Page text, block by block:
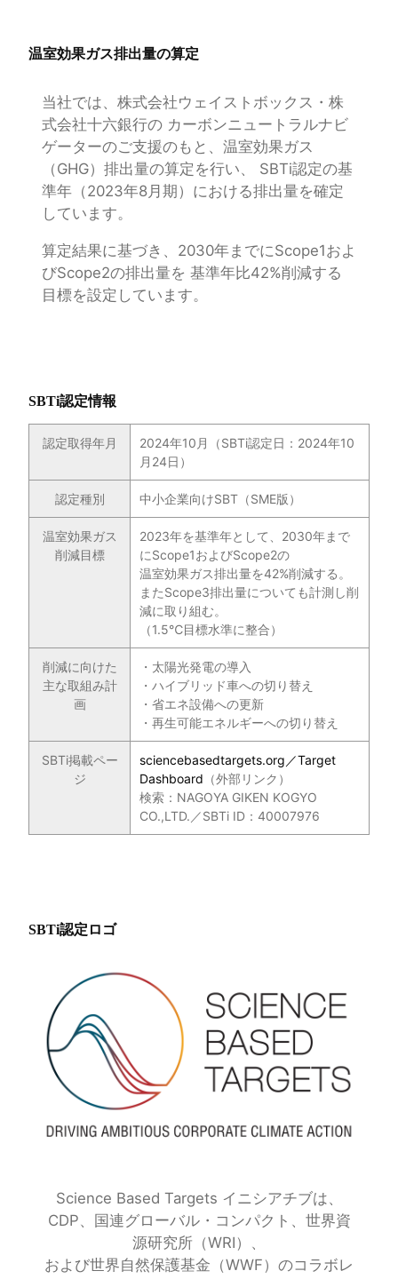
温室効果ガス排出量の算定
当社では、株式会社ウェイストボックス・株
式会社十六銀行の カーボンニュートラルナビ
ゲーターのご支援のもと、温室効果ガス
（GHG）排出量の算定を行い、 SBTi認定の基
準年（2023年8月期）における排出量を確定
しています。
算定結果に基づき、2030年までにScope1およ
びScope2の排出量を 基準年比42%削減する
目標を設定しています。
SBTi認定情報
認定取得年月
2024年10月（SBTi認定日：2024年10
月24日）
認定種別 中小企業向けSBT（SME版）
温室効果ガス
削減目標
2023年を基準年として、2030年まで
にScope1およびScope2の
温室効果ガス排出量を42%削減する。
またScope3排出量についても計測し削
減に取り組む。
（1.5℃目標水準に整合）
削減に向けた
主な取組み計
画
・太陽光発電の導入
・ハイブリッド車への切り替え
・省エネ設備への更新
・再生可能エネルギーへの切り替え
SBTi掲載ペー
ジ
sciencebasedtargets.org／Target
Dashboard （外部リンク）
検索：NAGOYA GIKEN KOGYO
CO.,LTD.／SBTi ID：40007976
SBTi認定ロゴ
Science Based Targets イニシアチブは、
CDP、国連グローバル・コンパクト、世界資
源研究所（WRI）、
および世界自然保護基金（WWF）のコラボレ